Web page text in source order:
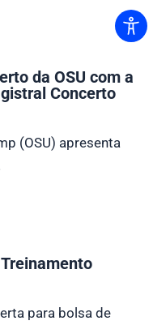
da OSU com a
Concerto
(OSU) apresenta
para bolsa de